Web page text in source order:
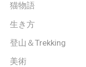
猫物語
生き方
登山＆Trekking
美術